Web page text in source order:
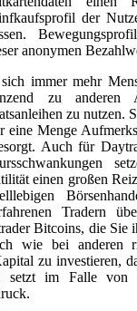
der
anonymen
sich immer mehr
zu
zu nutzen.
eine Menge
Auch für
einen großen
Tradern
Bitcoins, die Sie
wie bei anderen
zu investieren,
setzt im Falle von